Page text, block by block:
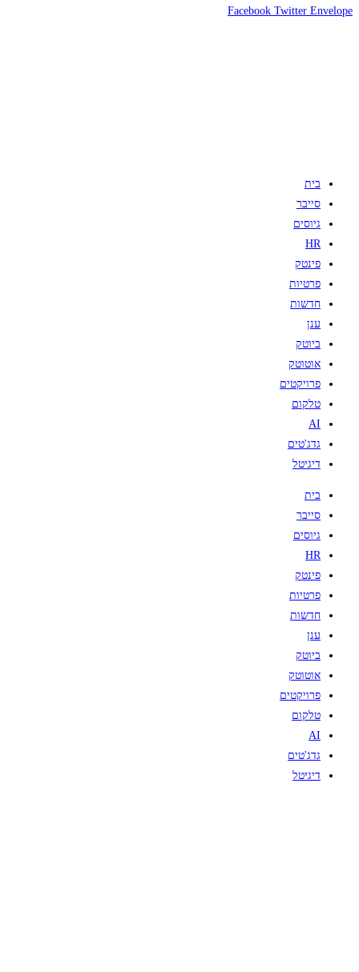
Facebook Twitter Envelope
בית
סייבר
גיוסים
HR
פינטק
פרטיות
חדשות
ענן
ביוטק
אוטוטק
פרויקטים
טלקום
AI
גדג'טים
דיגיטל
בית
סייבר
גיוסים
HR
פינטק
פרטיות
חדשות
ענן
ביוטק
אוטוטק
פרויקטים
טלקום
AI
גדג'טים
דיגיטל